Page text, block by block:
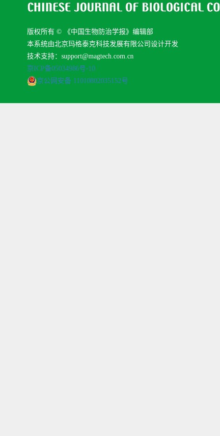
版权所有 © 《中国生物防治学报》编辑部
本系统由北京玛格泰克科技发展有限公司设计开发
技术支持：support@magtech.com.cn
京ICP备05034986号-10
京公网安备 11010802035152号